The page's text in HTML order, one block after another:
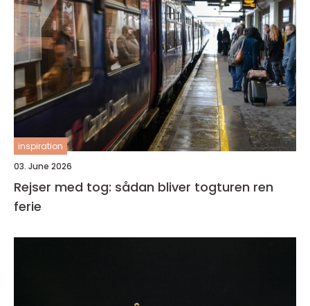
inspiration
03. June 2026
Rejser med tog: sådan bliver togturen ren
ferie